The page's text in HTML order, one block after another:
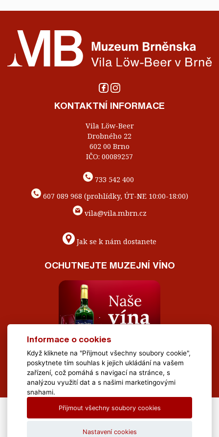
KONTAKTNÍ INFORMACE
Vila Löw-Beer
Drobného 22
602 00 Brno
IČO: 00089257
733 542 400
607 089 968 (prohlídky, ÚT-NE 10:00-18:00)
vila@vila.mbrn.cz
Jak se k nám dostanete
OCHUTNEJTE MUZEJNÍ VÍNO
All Rights Reserved Muzeum Brněnska © 2020, Webdesign by
Informace o cookies
Když kliknete na "Přijmout všechny soubory cookie",
poskytnete tím souhlas k jejich ukládání na vašem
zařízení, což pomáhá s navigací na stránce, s
analýzou využití dat a s našimi marketingovými
snahami.
Přijmout všechny soubory cookies
Nastavení cookies